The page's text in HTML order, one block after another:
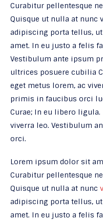
Curabitur pellentesque
Quisque ut nulla at nunc
adipiscing porta tellus,
amet. In eu justo a felis
Vestibulum ante ipsum
ultrices posuere cubilia
eget metus lorem, ac
primis in faucibus orci
Curae; In eu libero ligula.
viverra leo. Vestibulum
orci.
Lorem ipsum dolor sit
Curabitur pellentesque
Quisque ut nulla at nunc
adipiscing porta tellus,
amet. In eu justo a felis